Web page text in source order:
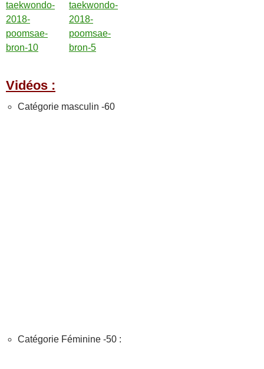
Vidéos :
Catégorie masculin -60
Catégorie Féminine -50 :